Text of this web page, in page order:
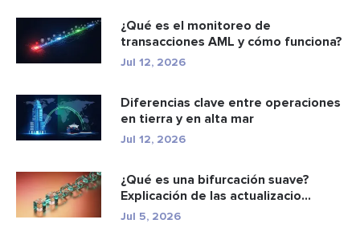
¿Qué es el monitoreo de
transacciones AML y cómo funciona?
Jul 12, 2026
Diferencias clave entre operaciones
en tierra y en alta mar
Jul 12, 2026
¿Qué es una bifurcación suave?
Explicación de las actualizacio...
Jul 5, 2026